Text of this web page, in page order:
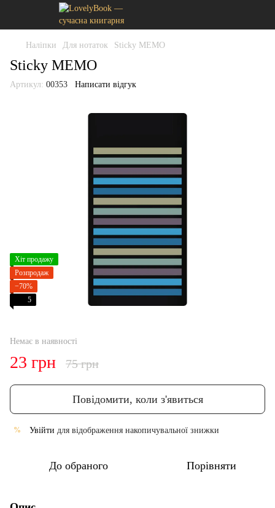
Наліпки Для нотаток Sticky MEMO
Sticky MEMO
Артикул: 00353 Написати відгук
Хіт продажу
Розпродаж
−70%
5
Немає в наявності
23 грн 75 грн
Повідомити, коли з'явиться
% Увійти для відображення накопичувальної знижки
До обраного Порівняти